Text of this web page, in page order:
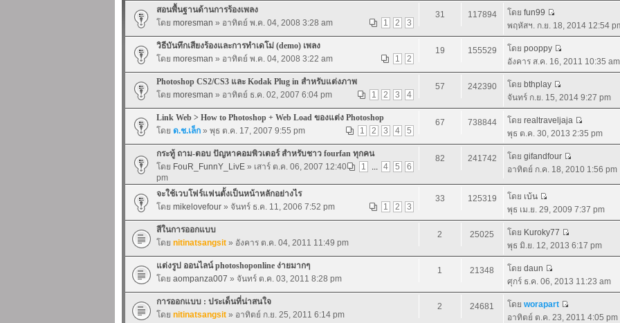
สอนพื้นฐานด้านการร้องเพลง
1
2 3
โดย moresman » อาทิตย์ พ.ค. 04, 2008 3:28 am
31 117894 โดย fun99
พฤหัสฯ. ก.ย. 18, 2014 12:54
วิธีบันทึกเสียงร้องและการทำเดโม่ (demo) เพลง
1
2
โดย moresman » อาทิตย์ พ.ค. 04, 2008 3:22 am
19 155529 โดย pooppy
อังคาร ส.ค. 16, 2011 10:35 am
Photoshop CS2/CS3 และ Kodak Plug in สำหรับแต่งภาพ
1
2 3 4
โดย moresman » อาทิตย์ ธ.ค. 02, 2007 6:04 pm
57 242390 โดย bthplay
จันทร์ ก.ย. 15, 2014 9:27 pm
Link Web > How to Photoshop + Web Load ของแต่ง Photoshop
1
2 3 4 5
โดย ด.ช.เล็ก » พุธ ต.ค. 17, 2007 9:55 pm
67 738844 โดย realtraveljaja
พุธ ต.ค. 30, 2013 2:35 pm
กระทู้ ถาม-ตอบ ปัญหาคอมพิวเตอร์ สำหรับชาว fourfan ทุกคน
1
... 4 5 6
โดย FouR_FunnY_LivE » เสาร์ ต.ค. 06, 2007 12:40
pm
82 241742 โดย gifandfour
อาทิตย์ ก.ค. 18, 2010 1:56 pm
จะใช้เวบโฟร์แฟนตั้งเป็นหน้าหลักอย่างไร
1
2 3
โดย mikelovefour » จันทร์ ธ.ค. 11, 2006 7:52 pm
33 125319 โดย เบ้น
พุธ เม.ย. 29, 2009 7:37 pm
สีในการออกแบบ
โดย nitinatsangsit » อังคาร ต.ค. 04, 2011 11:49 pm
2 25025 โดย Kuroky77
พุธ มิ.ย. 12, 2013 6:17 pm
แต่งรูป ออนไลน์ photoshoponline ง่ายมากๆ
โดย aompanza007 » จันทร์ ต.ค. 03, 2011 8:28 pm
1 21348 โดย daun
ศุกร์ ธ.ค. 06, 2013 11:23 am
การออกแบบ : ประเด็นที่น่าสนใจ
โดย nitinatsangsit » อาทิตย์ ก.ย. 25, 2011 6:14 pm
2 24681 โดย worapart
อาทิตย์ ต.ค. 23, 2011 4:05 pm